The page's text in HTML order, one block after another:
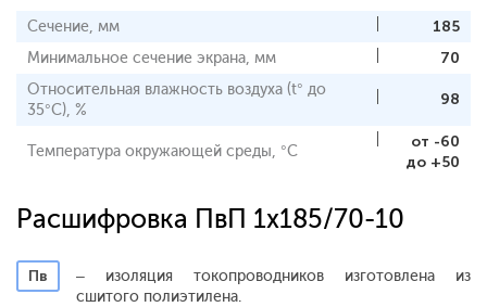
Сечение, мм
185
Минимальное сечение экрана, мм
70
Относительная влажность воздуха (t° до
35°С), %
98
Температура окружающей среды, °С
от -60
до +50
Расшифровка ПвП 1x185/70-10
Пв
– изоляция токопроводников изготовлена из
сшитого полиэтилена.